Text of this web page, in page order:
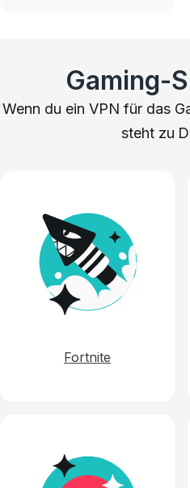
Gaming-
Wenn du ein VPN für das
steht zu
Fortnite